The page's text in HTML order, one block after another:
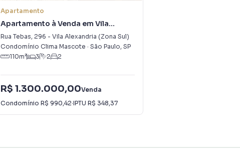
Apartamento
Apartamento à Venda em Vila
Alexandria (Zona Sul)
Rua Tebas, 296 - Vila Alexandria (Zona Sul)
Condomínio Clima Mascote · São Paulo, SP
110m² 3 2 2
R$ 1.300.000,00Venda
Condomínio R$ 990,42·IPTU R$ 348,37